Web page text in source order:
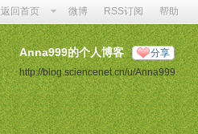
返回首页 微博 RSS订阅 帮助
Anna999的个人博客 分享
http://blog.sciencenet.cn/u/Anna999